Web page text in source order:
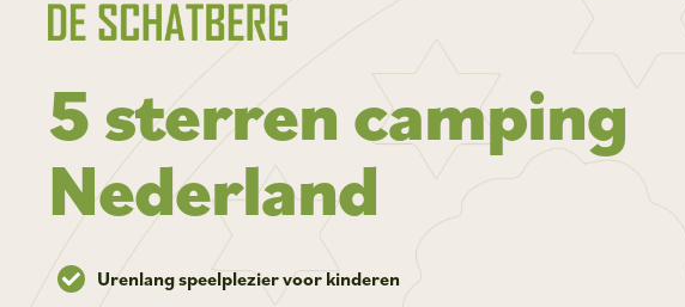
5 sterren camping
Nederland
Urenlang speelplezier voor kinderen